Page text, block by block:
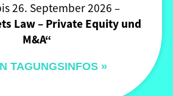
26. September 2026 –
Law – Private Equity und
M&A“
TAGUNGSINFOS »